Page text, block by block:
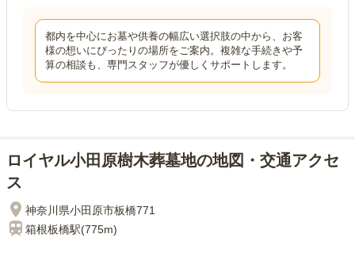
都内を中心にお墓や供養の幅広い選択肢の中から、お客
様の想いにぴったりの場所をご案内。複雑な手続きや予
算の相談も、専門スタッフが優しくサポートします。
ロイヤル小田原樹木葬墓地の地図・交通アクセ
ス
神奈川県小田原市板橋771
箱根板橋駅(775m)